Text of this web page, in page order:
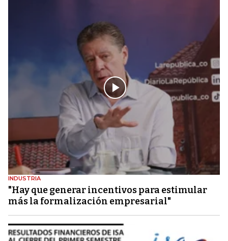
INDUSTRIA
"Hay que generar incentivos para estimular
más la formalización empresarial"